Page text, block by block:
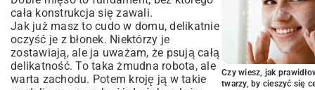
cała konstrukcja się zawali.
Jak już masz to cudo w domu, delikatnie
oczyść je z błonek. Niektórzy je
zostawiają, ale ja uważam, że psują całą
delikatność. To taka żmudna robota, ale
warta zachodu. Potem kroję ją w takie
Czy wiesz, jak
twarzy, by cieszyć się